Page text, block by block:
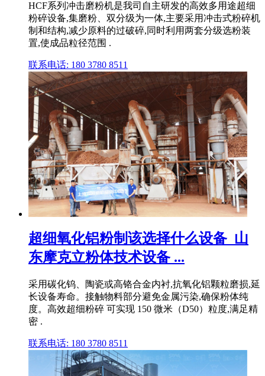
HCF系列冲击磨粉机是我司自主研发的高效多用途超细
粉碎设备,集磨粉、双分级为一体,主要采用冲击式粉碎机
制和结构,减少原料的过破碎,同时利用两套分级选粉装
置,使成品粒径范围 .
联系电话: 180 3780 8511
超细氧化铝粉制该选择什么设备_山
东摩克立粉体技术设备 ...
采用碳化钨、陶瓷或高铬合金内衬,抗氧化铝颗粒磨损,延
长设备寿命。接触物料部分避免金属污染,确保粉体纯
度。高效超细粉碎 可实现 150 微米（D50）粒度,满足精
密 .
联系电话: 180 3780 8511